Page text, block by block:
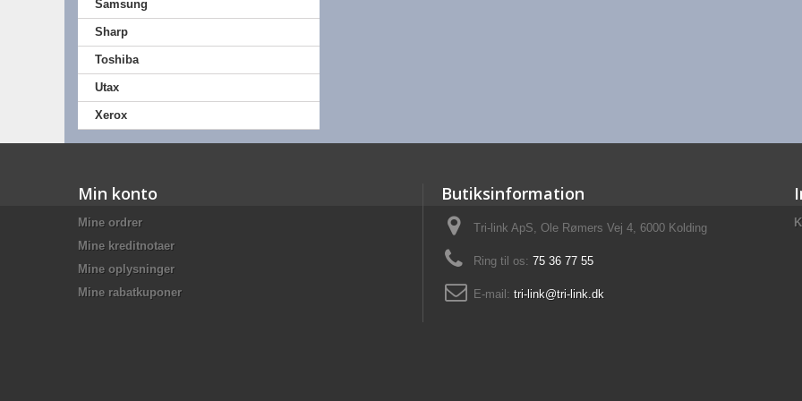
Samsung
Sharp
Toshiba
Utax
Xerox
Min konto
Mine ordrer
Mine kreditnotaer
Mine oplysninger
Mine rabatkuponer
Butiksinformation
Tri-link ApS, Ole Rømers Vej 4, 6000 Kolding
Ring til os: 75 36 77 55
E-mail: tri-link@tri-link.dk